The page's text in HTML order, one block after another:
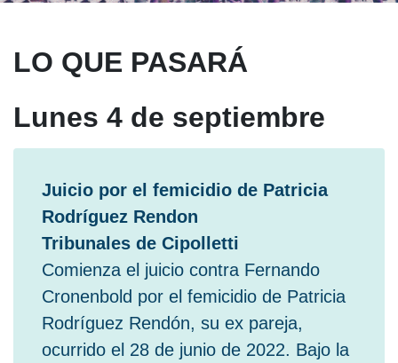
LO QUE PASARÁ
Lunes 4 de septiembre
Juicio por el femicidio de Patricia
Rodríguez Rendon
Tribunales de Cipolletti
Comienza el juicio contra Fernando
Cronenbold por el femicidio de Patricia
Rodríguez Rendón, su ex pareja,
ocurrido el 28 de junio de 2022. Bajo la